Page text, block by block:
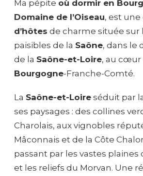
Ma pépite où dormir en
Domaine de l’Oiseau, est une
d’hôtes de charme située sur
paisibles de la Saône, dans le
de la Saône-et-Loire, au cœur
Bourgogne-Franche-Comté.
La Saône-et-Loire séduit par
ses paysages : des collines
Charolais, aux vignobles
Mâconnais et de la Côte
passant par les vastes plaines
et les reliefs du Morvan. Une